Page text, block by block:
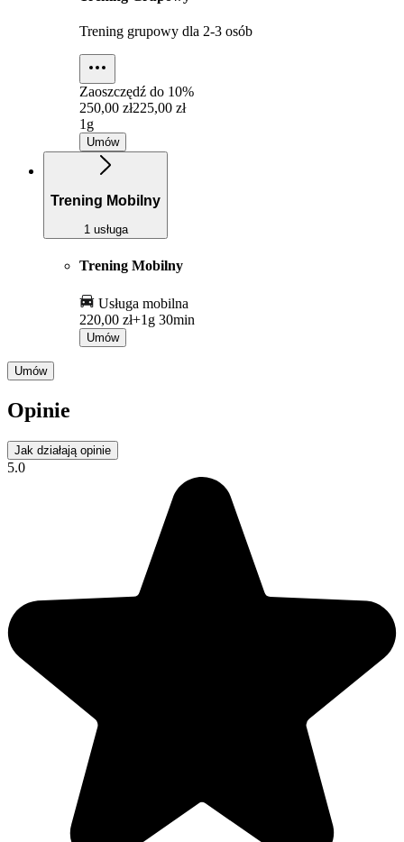
Trening grupowy dla 2-3 osób
Zaoszczędź do 10%
250,00 zł225,00 zł
1g
Umów
Trening Mobilny
1 usługa
Trening Mobilny
Usługa mobilna
220,00 zł+1g 30min
Umów
Umów
Opinie
Jak działają opinie
5.0